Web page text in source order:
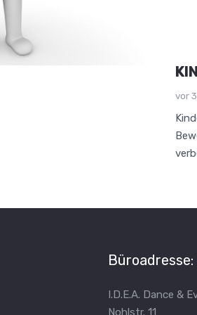
vor
Büroadresse:
I.D.E.A. Dance &
Nohlstr. 11